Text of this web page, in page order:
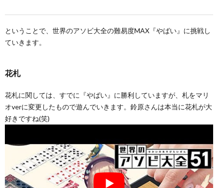
ということで、世界のアソビ大全の難易度MAX『やばい』に挑戦し
ていきます。
花札
花札に関しては、すでに『やばい』に勝利していますが、札をマリ
オverに変更したもので遊んでいきます。鈴原さんは本当に花札が大
好きですね(笑)